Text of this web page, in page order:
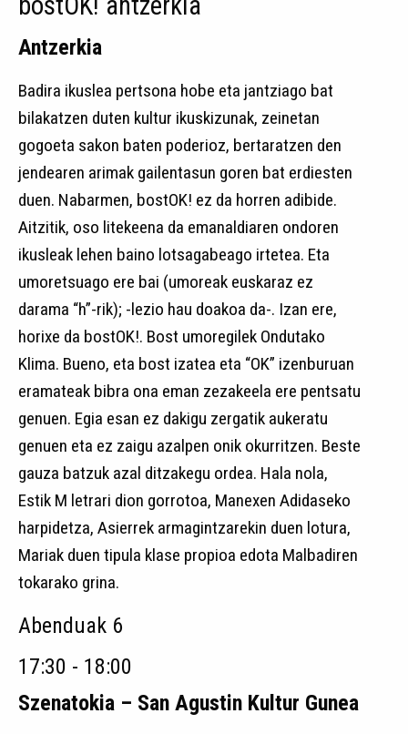
Antzerkia
Badira ikuslea pertsona hobe eta jantziago bat
bilakatzen duten kultur ikuskizunak, zeinetan
gogoeta sakon baten poderioz, bertaratzen den
jendearen arimak gailentasun goren bat erdiesten
duen. Nabarmen, bostOK! ez da horren adibide.
Aitzitik, oso litekeena da emanaldiaren ondoren
ikusleak lehen baino lotsagabeago irtetea. Eta
umoretsuago ere bai (umoreak euskaraz ez
darama “h”-rik); -lezio hau doakoa da-. Izan ere,
horixe da bostOK!. Bost umoregilek Ondutako
Klima. Bueno, eta bost izatea eta “OK” izenburuan
eramateak bibra ona eman zezakeela ere pentsatu
genuen. Egia esan ez dakigu zergatik aukeratu
genuen eta ez zaigu azalpen onik okurritzen. Beste
gauza batzuk azal ditzakegu ordea. Hala nola,
Estik M letrari dion gorrotoa, Manexen Adidaseko
harpidetza, Asierrek armagintzarekin duen lotura,
Mariak duen tipula klase propioa edota Malbadiren
tokarako grina.
Abenduak 6
17:30 - 18:00
Szenatokia – San Agustin Kultur Gunea